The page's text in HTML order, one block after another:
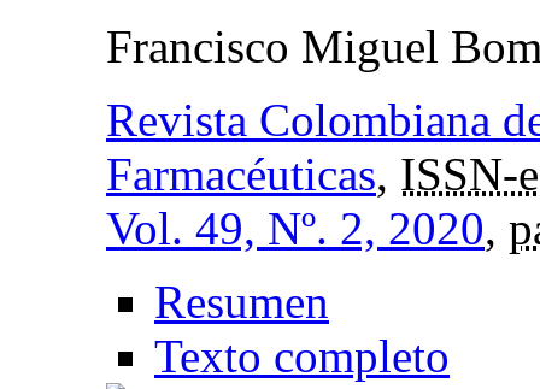
Francisco Miguel
Revista Colombiana
Farmacéuticas, ISSN-e
Vol. 49, Nº. 2, 2020,
Resumen
Texto completo